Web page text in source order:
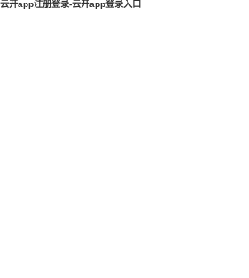
云开app注册登录-云开app登录入口